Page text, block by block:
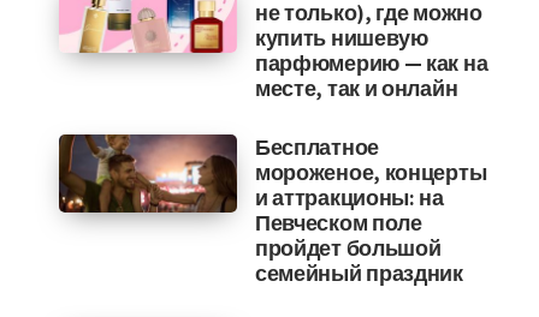
не только), где можно
купить нишевую
парфюмерию — как на
месте, так и онлайн
Бесплатное
мороженое, концерты
и аттракционы: на
Певческом поле
пройдет большой
семейный праздник